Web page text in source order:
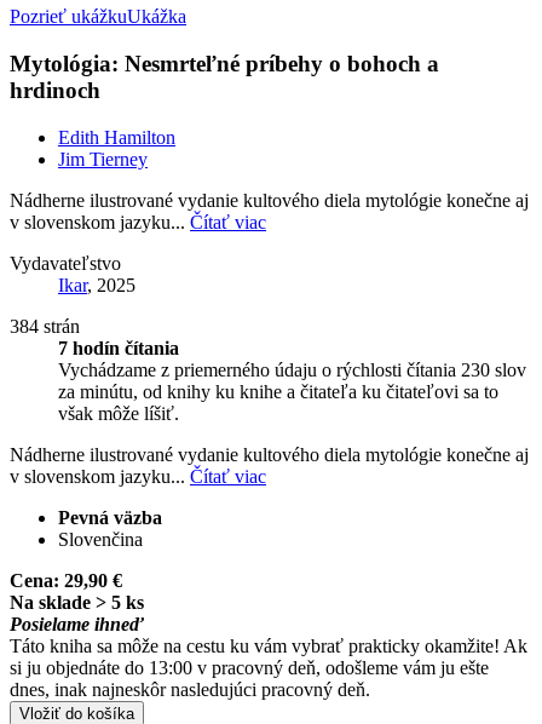
Pozrieť ukážkuUkážka
Mytológia: Nesmrteľné príbehy o bohoch a
hrdinoch
Edith Hamilton
Jim Tierney
Nádherne ilustrované vydanie kultového diela mytológie konečne aj
v slovenskom jazyku... Čítať viac
Vydavateľstvo
Ikar, 2025
384 strán
7 hodín čítania
Vychádzame z priemerného údaju o rýchlosti čítania 230 slov
za minútu, od knihy ku knihe a čitateľa ku čitateľovi sa to
však môže líšiť.
Nádherne ilustrované vydanie kultového diela mytológie konečne aj
v slovenskom jazyku... Čítať viac
Pevná väzba
Slovenčina
Cena: 29,90 €
Na sklade > 5 ks
Posielame ihneď
Táto kniha sa môže na cestu ku vám vybrať prakticky okamžite! Ak
si ju objednáte do 13:00 v pracovný deň, odošleme vám ju ešte
dnes, inak najneskôr nasledujúci pracovný deň.
Vložiť do košíka